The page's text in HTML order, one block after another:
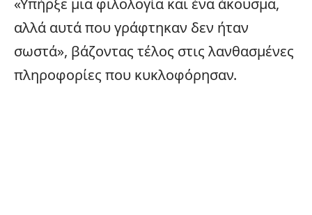
«Υπήρξε μια φιλολογία και ένα άκουσμα,
αλλά αυτά που γράφτηκαν δεν ήταν
σωστά», βάζοντας τέλος στις λανθασμένες
πληροφορίες που κυκλοφόρησαν.